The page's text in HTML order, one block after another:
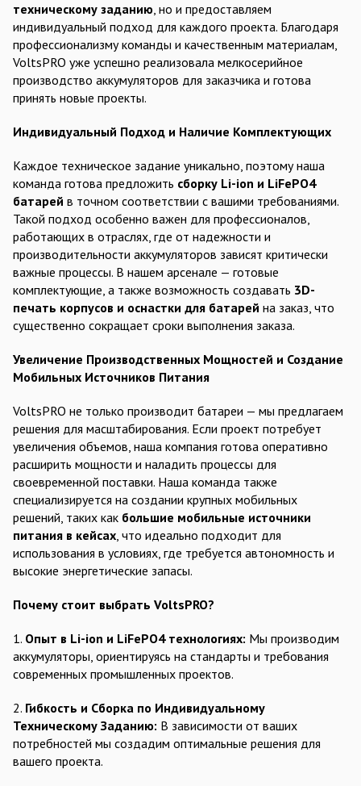
техническому заданию, но и предоставляем
индивидуальный подход для каждого проекта. Благодаря
профессионализму команды и качественным материалам,
VoltsPRO уже успешно реализовала мелкосерийное
производство аккумуляторов для заказчика и готова
принять новые проекты.
Индивидуальный Подход и Наличие Комплектующих
Каждое техническое задание уникально, поэтому наша
команда готова предложить сборку Li-ion и LiFePO4
батарей в точном соответствии с вашими требованиями.
Такой подход особенно важен для профессионалов,
работающих в отраслях, где от надежности и
производительности аккумуляторов зависят критически
важные процессы. В нашем арсенале — готовые
комплектующие, а также возможность создавать 3D-
печать корпусов и оснастки для батарей на заказ, что
существенно сокращает сроки выполнения заказа.
Увеличение Производственных Мощностей и Создание
Мобильных Источников Питания
VoltsPRO не только производит батареи — мы предлагаем
решения для масштабирования. Если проект потребует
увеличения объемов, наша компания готова оперативно
расширить мощности и наладить процессы для
своевременной поставки. Наша команда также
специализируется на создании крупных мобильных
решений, таких как большие мобильные источники
питания в кейсах, что идеально подходит для
использования в условиях, где требуется автономность и
высокие энергетические запасы.
Почему стоит выбрать VoltsPRO?
1. Опыт в Li-ion и LiFePO4 технологиях: Мы производим
аккумуляторы, ориентируясь на стандарты и требования
современных промышленных проектов.
2. Гибкость и Сборка по Индивидуальному
Техническому Заданию: В зависимости от ваших
потребностей мы создадим оптимальные решения для
вашего проекта.